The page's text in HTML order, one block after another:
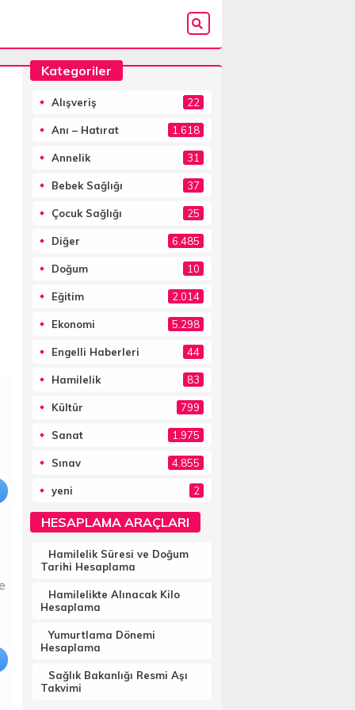
Kategoriler
Alışveriş 22
Anı – Hatırat 1.618
Annelik 31
Bebek Sağlığı 37
Çocuk Sağlığı 25
Diğer 6.485
Doğum 10
Eğitim 2.014
Ekonomi 5.298
Engelli Haberleri 44
Hamilelik 83
Kültür 799
Sanat 1.975
Sınav 4.855
yeni 2
HESAPLAMA ARAÇLARI
Hamilelik Süresi ve Doğum
Tarihi Hesaplama
Hamilelikte Alınacak Kilo
Hesaplama
Yumurtlama Dönemi
Hesaplama
Sağlık Bakanlığı Resmi Aşı
Takvimi